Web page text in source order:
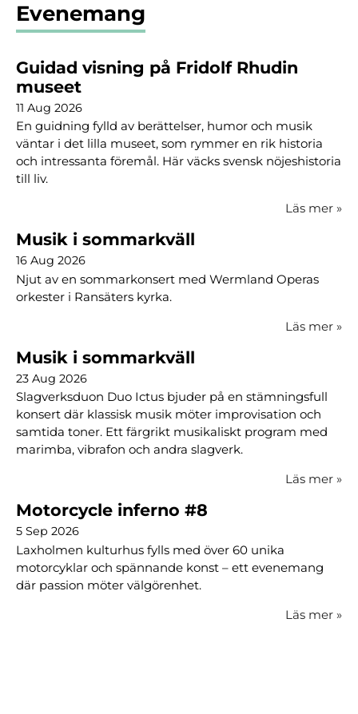
Evenemang
Guidad visning på Fridolf Rhudin
museet
11 Aug 2026
En guidning fylld av berättelser, humor och musik
väntar i det lilla museet, som rymmer en rik historia
och intressanta föremål. Här väcks svensk nöjeshistoria
till liv.
Läs mer »
Musik i sommarkväll
16 Aug 2026
Njut av en sommarkonsert med Wermland Operas
orkester i Ransäters kyrka.
Läs mer »
Musik i sommarkväll
23 Aug 2026
Slagverksduon Duo Ictus bjuder på en stämningsfull
konsert där klassisk musik möter improvisation och
samtida toner. Ett färgrikt musikaliskt program med
marimba, vibrafon och andra slagverk.
Läs mer »
Motorcycle inferno #8
5 Sep 2026
Laxholmen kulturhus fylls med över 60 unika
motorcyklar och spännande konst – ett evenemang
där passion möter välgörenhet.
Läs mer »